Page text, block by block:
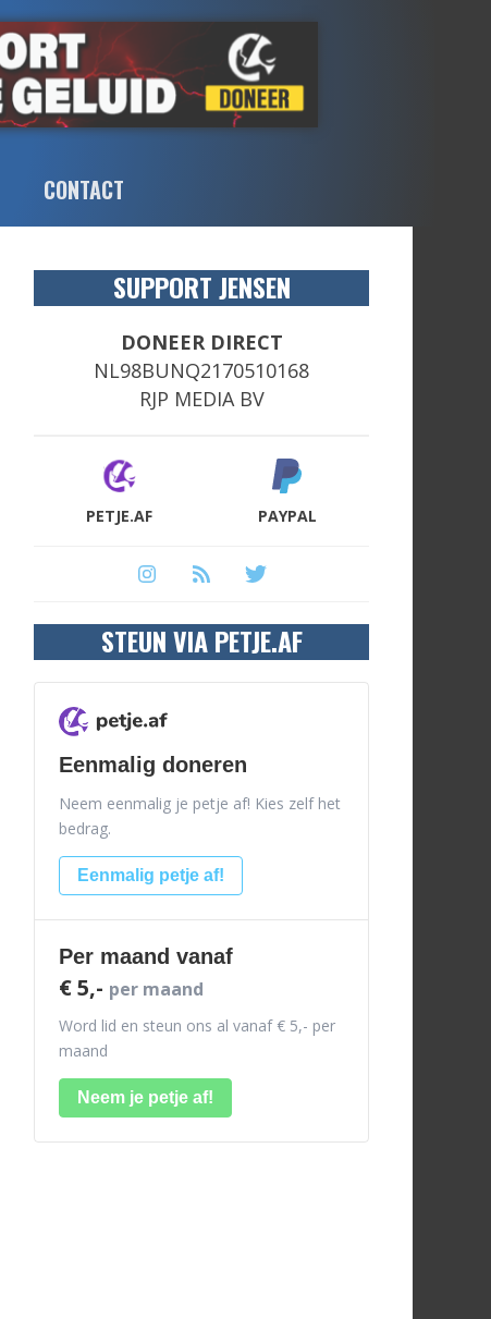
CONTACT
SUPPORT JENSEN
DONEER DIRECT
NL98BUNQ2170510168
RJP MEDIA BV
PETJE.AF PAYPAL
STEUN VIA PETJE.AF
Eenmalig doneren
Neem eenmalig je petje af! Kies zelf het
bedrag.
Eenmalig petje af!
Per maand vanaf
€ 5,- per maand
Word lid en steun ons al vanaf € 5,- per
maand
Neem je petje af!